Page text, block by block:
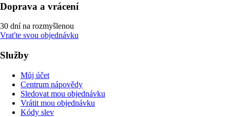
Doprava a vrácení
30 dní na rozmyšlenou
Vraťte svou objednávku
Služby
Můj účet
Centrum nápovědy
Sledovat mou objednávku
Vrátit mou objednávku
Kódy slev